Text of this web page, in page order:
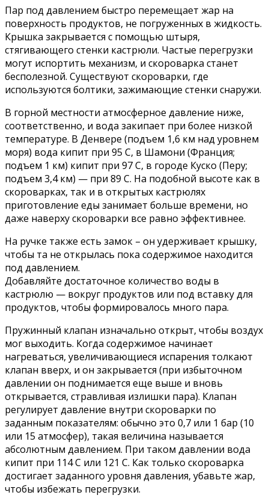
Пар под давлением быстро перемещает жар на
поверхность продуктов, не погруженных в жидкость.
Крышка закрывается с помощью штыря,
стягивающего стенки кастрюли. Частые перегрузки
могут испортить механизм, и скороварка станет
бесполезной. Существуют скороварки, где
используются болтики, зажимающие стенки снаружи.
В горной местности атмосферное давление ниже,
соответственно, и вода закипает при более низкой
температуре. В Денвере (подъем 1,6 км над уровнем
моря) вода кипит при 95 С, в Шамони (Франция;
подъем 1 км) кипит при 97 С, в городе Куско (Перу;
подъем 3,4 км) — при 89 С. На подобной высоте как в
скороварках, так и в открытых кастрюлях
приготовление еды занимает больше времени, но
даже наверху скороварки все равно эффективнее.
На ручке также есть замок – он удерживает крышку,
чтобы та не открылась пока содержимое находится
под давлением.
Добавляйте достаточное количество воды в
кастрюлю — вокруг продуктов или под вставку для
продуктов, чтобы формировалось много пара.
Пружинный клапан изначально открыт, чтобы воздух
мог выходить. Когда содержимое начинает
нагреваться, увеличивающиеся испарения толкают
клапан вверх, и он закрывается (при избыточном
давлении он поднимается еще выше и вновь
открывается, стравливая излишки пара). Клапан
регулирует давление внутри скороварки по
заданным показателям: обычно это 0,7 или 1 бар (10
или 15 атмосфер), такая величина называется
абсолютным давлением. При таком давлении вода
кипит при 114 С или 121 С. Как только скороварка
достигает заданного уровня давления, убавьте жар,
чтобы избежать перегрузки.